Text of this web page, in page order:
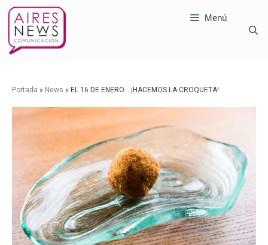
Menú
Portada » News » EL 16 DE ENERO… ¡HACEMOS LA CROQUETA!